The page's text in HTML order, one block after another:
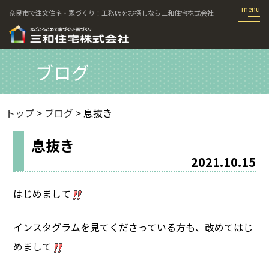
奈良市で注文住宅・家づくり！工務店をお探しなら三和住宅株式会社
ブログ
トップ> ブログ> 息抜き
息抜き
2021.10.15
はじめまして
インスタグラムを見てくださっている方も、改めてはじ
めまして